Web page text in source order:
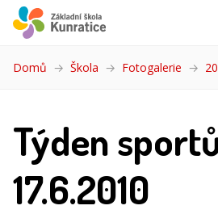
Domů Škola Fotogalerie
Týden
17.6.2010